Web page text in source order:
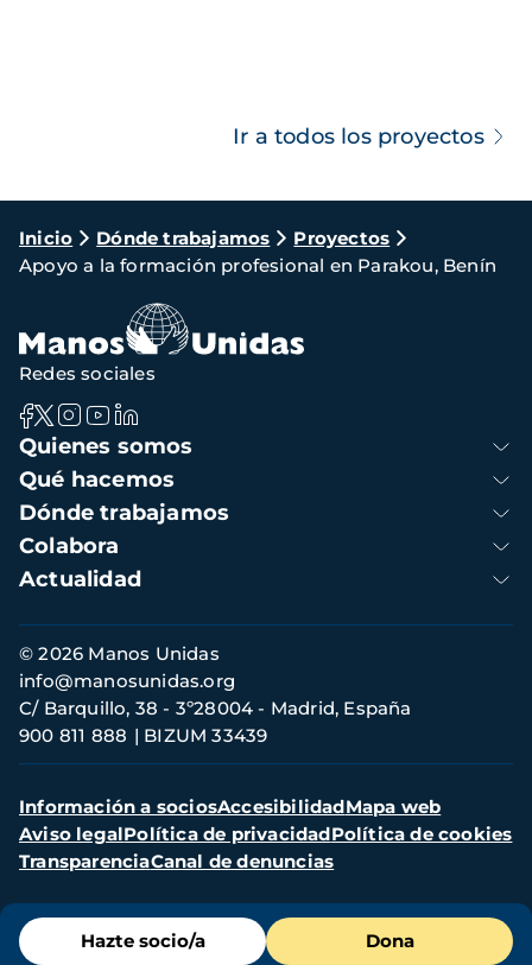
Ir a todos los proyectos
Ruta
de
navegación
Inicio Dónde trabajamos
Proyectos
Apoyo a la formación profesional en Parakou, Benín
Menú
de
Hazte socio/a Dona
Navegación
principal
Quienes somos
Qué hacemos
Dónde trabajamos
Colabora
Actualidad
Redes sociales
Información
de
contacto
© 2026 Manos Unidas
C/ Barquillo, 38 - 3º28004 - Madrid, España
900 811 888
BIZUM 33439
info@manosunidas.org
Menú
secundario
Información a sociosAccesibilidadMapa web
Aviso legalPolítica de privacidadPolítica de cookies
TransparenciaCanal de denuncias